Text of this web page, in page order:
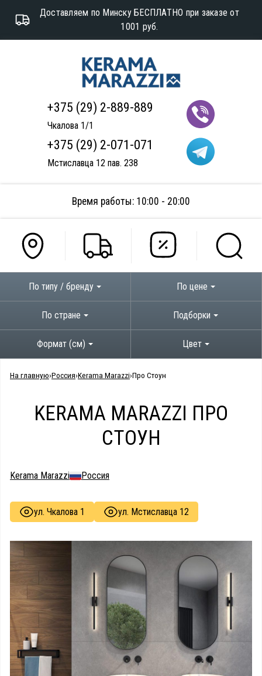
Доставляем по Минску БЕСПЛАТНО при заказе от
1001 руб.
+375 (29) 2-889-889
Чкалова 1/1
+375 (29) 2-071-071
Мстиславца 12 пав. 238
Время работы: 10:00 - 20:00
По типу / бренду По цене
По стране Подборки
Формат (см) Цвет
На главную Россия Kerama Marazzi Про Стоун
KERAMA MARAZZI ПРО
СТОУН
Kerama Marazzi Россия
ул. Чкалова 1 ул. Мстиславца 12